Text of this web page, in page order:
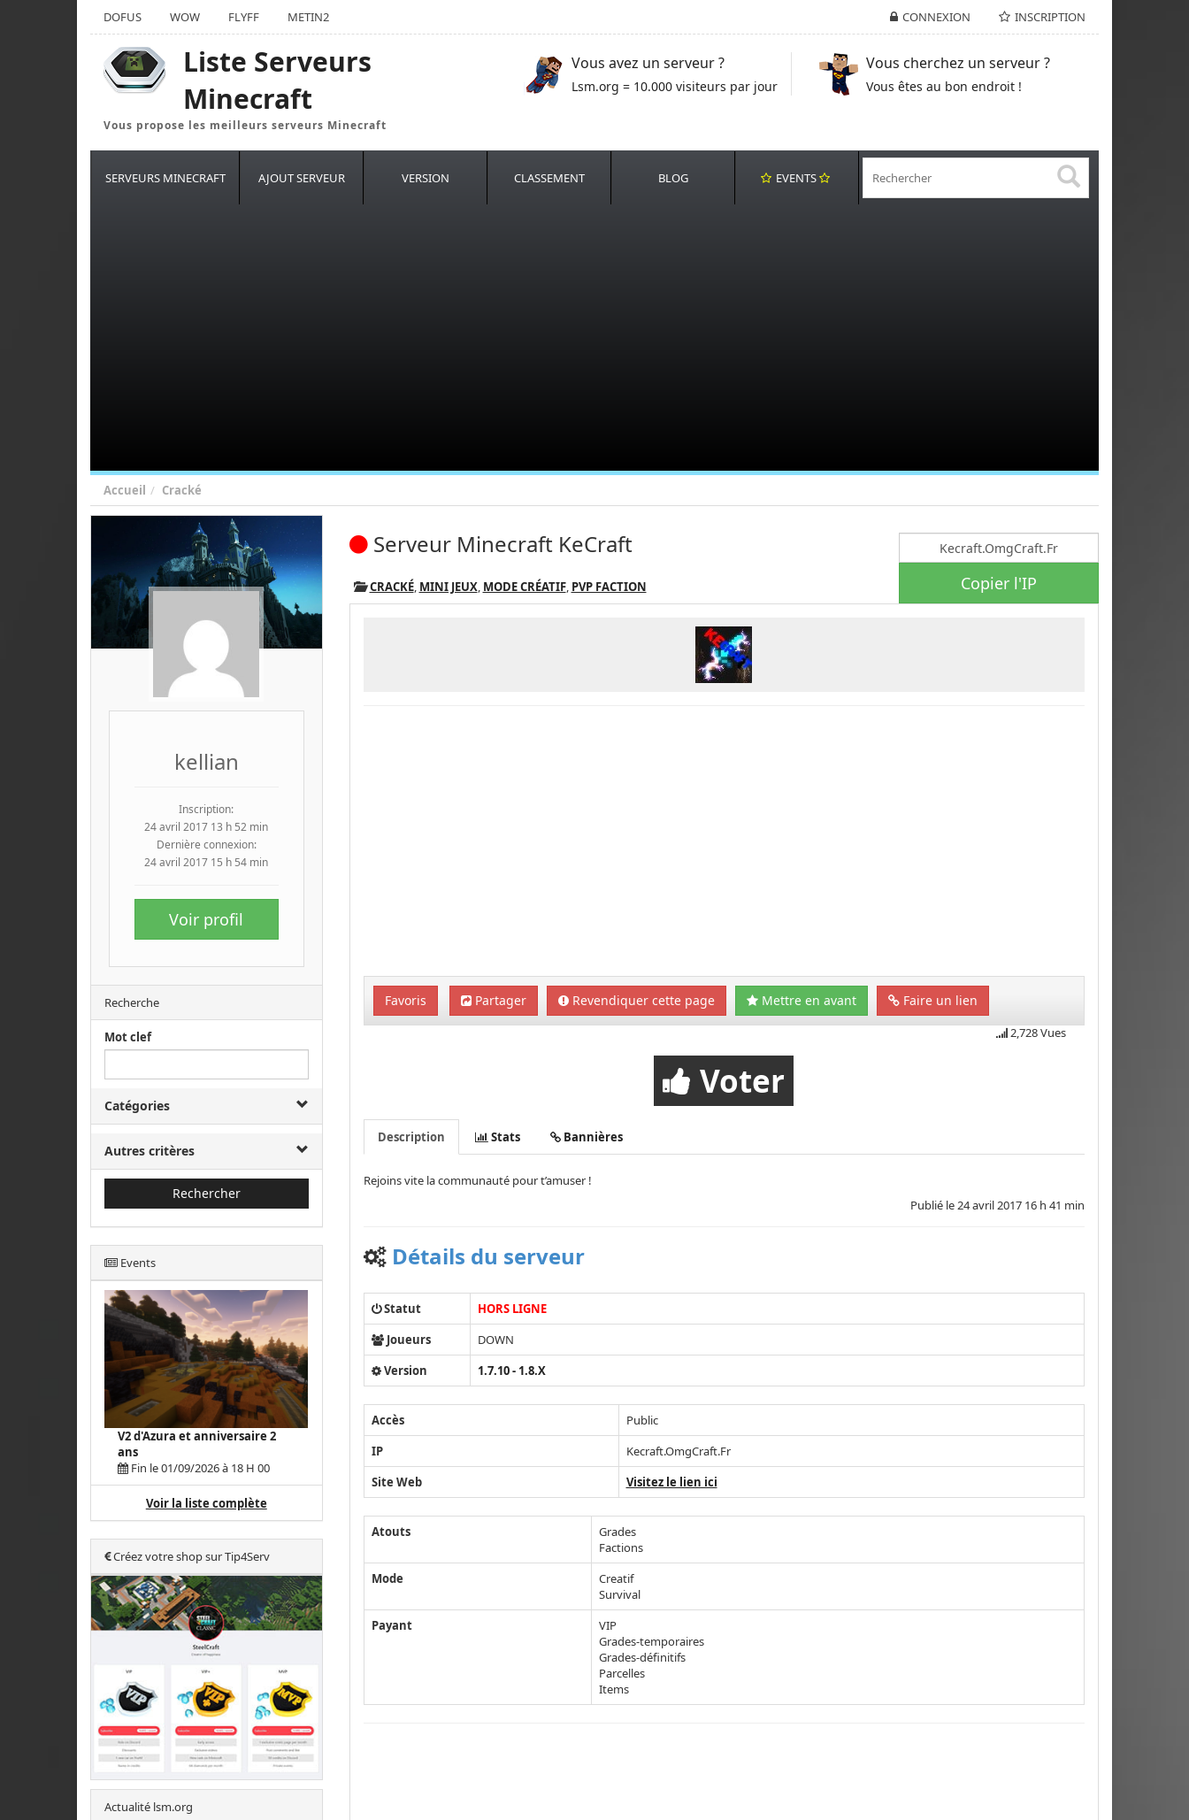
CONNEXION INSCRIPTION
DOFUS WOW FLYFF METIN2
Liste Serveurs
Minecraft
Vous propose les meilleurs serveurs Minecraft
Vous avez un serveur ?
Lsm.org = 10.000 visiteurs par jour
Vous cherchez un serveur ?
Vous êtes au bon endroit !
SERVEURS MINECRAFT AJOUT SERVEUR VERSION CLASSEMENT BLOG EVENTS
Accueil Cracké
kellian
Inscription:
24 avril 2017 13 h 52 min
Dernière connexion:
24 avril 2017 15 h 54 min
Voir profil
Recherche
Mot clef
Catégories
Autres critères
Rechercher
Events
V2 d'Azura et anniversaire 2
ans
Fin le 01/09/2026 à 18 H 00
Voir la liste complète
Créez votre shop sur Tip4Serv
Actualité lsm.org
Copier l'IP
Serveur Minecraft KeCraft
CRACKÉ, MINI JEUX, MODE CRÉATIF, PVP FACTION
Favoris Partager Revendiquer cette page Mettre en avant Faire un lien
2,728 Vues
Voter
Description Stats Bannières
Rejoins vite la communauté pour t’amuser !
Publié le24 avril 2017 16 h 41 min
Détails du serveur
Statut
HORS LIGNE
Joueurs
DOWN
Version
1.7.10 - 1.8.X
Accès
Public
IP
Kecraft.OmgCraft.Fr
Site Web
Visitez le lien ici
Atouts
Grades
Factions
Mode
Creatif
Survival
Payant
VIP
Grades-temporaires
Grades-définitifs
Parcelles
Items